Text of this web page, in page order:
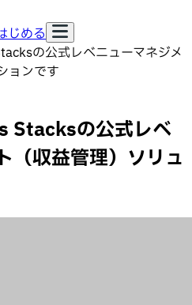
じめる
の公式レベニューマネジメ
ョンです
Stacksの公式レベ
（収益管理）ソリュ